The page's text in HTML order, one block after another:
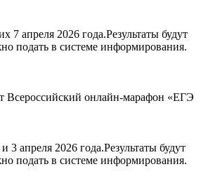
апреля 2026 года.Результаты будут
подать в системе информирования.
Всероссийский онлайн-марафон «ЕГЭ
апреля 2026 года.Результаты будут
подать в системе информирования.